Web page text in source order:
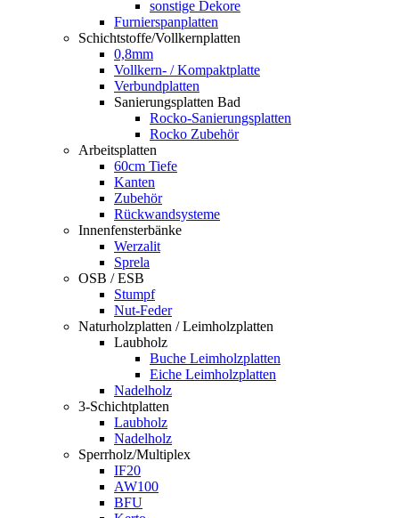
sonstige Dekore
Furnierspanplatten
Schichtstoffe/Vollkernplatten
0,8mm
Vollkern- / Kompaktplatte
Verbundplatten
Sanierungsplatten Bad
Rocko-Sanierungsplatten
Rocko Zubehör
Arbeitsplatten
60cm Tiefe
Kanten
Zubehör
Rückwandsysteme
Innenfensterbänke
Werzalit
Sprela
OSB / ESB
Stumpf
Nut-Feder
Naturholzplatten / Leimholzplatten
Laubholz
Buche Leimholzplatten
Eiche Leimholzplatten
Nadelholz
3-Schichtplatten
Laubholz
Nadelholz
Sperrholz/Multiplex
IF20
AW100
BFU